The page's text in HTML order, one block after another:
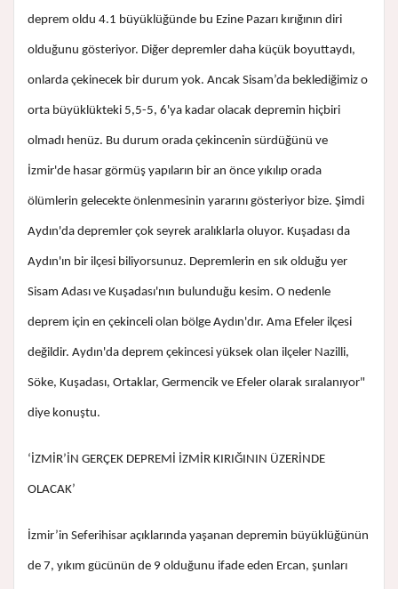
deprem oldu 4.1 büyüklüğünde bu Ezine Pazarı kırığının diri
olduğunu gösteriyor. Diğer depremler daha küçük boyuttaydı,
onlarda çekinecek bir durum yok. Ancak Sisam’da beklediğimiz o
orta büyüklükteki 5,5-5, 6'ya kadar olacak depremin hiçbiri
olmadı henüz. Bu durum orada çekincenin sürdüğünü ve
İzmir'de hasar görmüş yapıların bir an önce yıkılıp orada
ölümlerin gelecekte önlenmesinin yararını gösteriyor bize. Şimdi
Aydın'da depremler çok seyrek aralıklarla oluyor. Kuşadası da
Aydın'ın bir ilçesi biliyorsunuz. Depremlerin en sık olduğu yer
Sisam Adası ve Kuşadası'nın bulunduğu kesim. O nedenle
deprem için en çekinceli olan bölge Aydın'dır. Ama Efeler ilçesi
değildir. Aydın'da deprem çekincesi yüksek olan ilçeler Nazilli,
Söke, Kuşadası, Ortaklar, Germencik ve Efeler olarak sıralanıyor"
diye konuştu.
‘İZMİR’İN GERÇEK DEPREMİ İZMİR KIRIĞININ ÜZERİNDE
OLACAK’
İzmir’in Seferihisar açıklarında yaşanan depremin büyüklüğünün
de 7, yıkım gücünün de 9 olduğunu ifade eden Ercan, şunları